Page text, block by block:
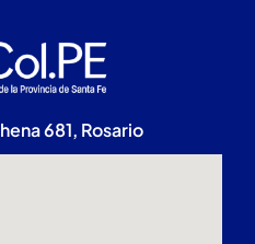
681, Rosario